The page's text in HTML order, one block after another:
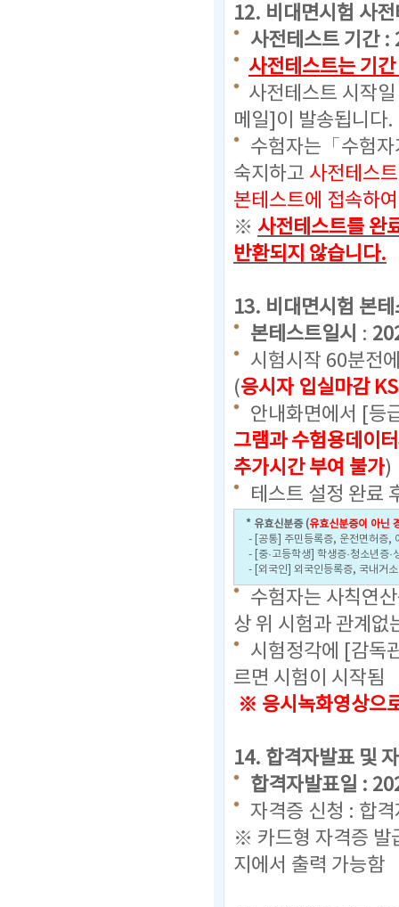
12. 비대면시험 사
사전테스트 기간
사전테스트는 기
사전테스트 시작
메일]이 발송됩니다.
수험자는「수험
숙지하고 사전테스
본테스트에 접속하
※ 사전테스트를 완
반환되지 않습니다.
13. 비대면시험 본
본테스트일시 :
시험시작 60분전
(응시자 입실마감
안내화면에서 [등
그램과 수험용데이
추가시간 부여 불가)
테스트 설정 완료
* 유효신분증 (유효신분증이 아닌
- [공통] 주민등록증, 운전면허증,
- [중·고등학생] 학생증·청소년증
- [외국인] 외국인등록증, 국내거
수험자는 사칙연
상 위 시험과 관계없
시험정각에 [감독
르면 시험이 시작됨
※ 응시녹화영상으
14. 합격자발표 및
합격자발표일 :
자격증 신청 : 합
※ 카드형 자격증 발
지에서 출력 가능함